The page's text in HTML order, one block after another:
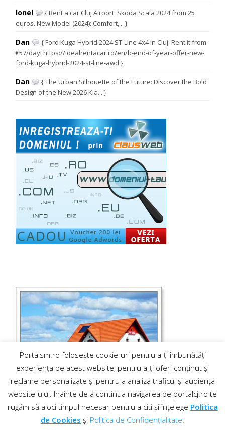
Ionel
{ Rent a car Cluj Airport: Skoda Scala 2024 from 25
euros. New Model (2024): Comfort,... }
Dan
{ Ford Kuga Hybrid 2024 ST-Line 4x4 in Cluj: Rent it from
€57/day! https://idealrentacar.ro/en/b-end-of-year-offer-new-
ford-kuga-hybrid-2024-st-line-awd }
Dan
{ The Urban Silhouette of the Future: Discover the Bold
Design of the New 2026 Kia... }
Portalsm.ro folosește cookie-uri pentru a-ți îmbunătăți
experiența pe acest website, pentru a-ți oferi conținut și
reclame personalizate și pentru a analiza traficul și audiența
website-ului. Înainte de a continua navigarea pe portalcj.ro te
rugăm să aloci timpul necesar pentru a citi și înțelege Politica
de Cookies și Politica de Confidențialitate.